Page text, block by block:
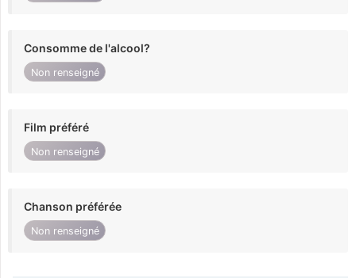
Consomme de l'alcool?
Non renseigné
Film préféré
Non renseigné
Chanson préférée
Non renseigné